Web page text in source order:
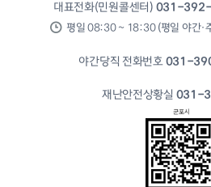
대표전화(민원콜센터) 031-
평일 08:30 ~ 18:30 (평일 야간·
야간당직 전화번호031-
재난안전상황실 031-